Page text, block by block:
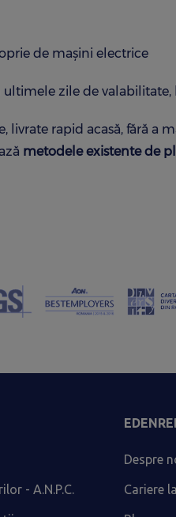
de mașini electrice
zile de valabilitate,
rapid acasă, fără a
metodele existente de
- A.N.P.C.
Despre
Cariere